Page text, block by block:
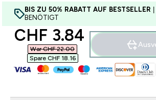
BIS ZU 50% RABATT AUF BESTSELLER
BENÖTIGT
discounted price
CHF 3.84‎
War CHF 22.00‎
Spare CHF 18.16‎